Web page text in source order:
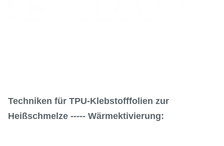
Techniken für TPU-Klebstofffolien zur
Heißschmelze ----- Wärmektivierung: